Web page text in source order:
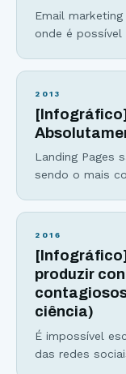
Email
onde é
tem uma
Aqui estão as
2013
Landing Pages
sendo o mais
estratégia de
conversão de
2016
produzir
ciência)
É impossível
das redes